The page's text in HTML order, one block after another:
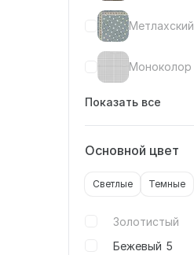
Метлахский
Моноколор
Показать все
Основной цвет
Светлые Темные
Золотистый
Бежевый 5